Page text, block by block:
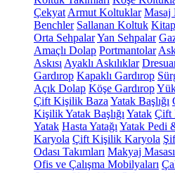
Çekyat Armut Koltuklar Masaj
Benchler Sallanan Koltuk
Orta SehpalarYan Sehpalar
Amaçlı Dolap Portmantolar
Askısı Ayaklı Askılıklar
Gardırop Kapaklı Gardırop
Açık Dolap Köşe Gardırop
Çift Kişilik Baza Yatak Başlığı
Kişilik Yatak Başlığı Yatak Çift
Yatak Hasta Yatağı Yatak Pedi
Karyola Çift Kişilik Karyola
Odası Takımları Makyaj Masası
Ofis ve Çalışma Mobilyaları